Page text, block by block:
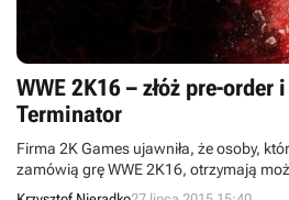
WWE 2K16 – złóż pre-
Terminator
Firma 2K Games ujawniła, że osoby,
zamówią grę WWE 2K16, otrzymają
Terminator T-800. Elektroniczny